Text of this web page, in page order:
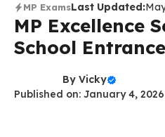
MP ExamsLast Updated:
MP Excellence
School
By Vicky
Published on: January 4, 2026